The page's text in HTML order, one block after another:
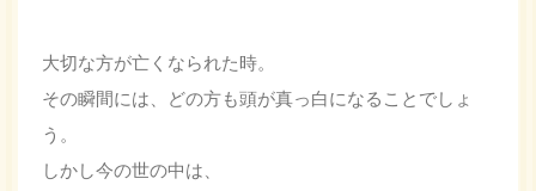
大切な方が亡くなられた時。
その瞬間には、どの方も頭が真っ白になることでしょ
う。
しかし今の世の中は、